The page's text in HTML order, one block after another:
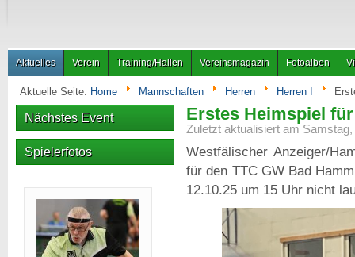
Aktuelles Verein Training/Hallen Vereinsmagazin Fotoalben
Aktuelle Seite: Home Mannschaften Herren Herren I
Erstes Heimspiel
Zuletzt aktualisiert am
Westfälischer Anzeiger/
für den TTC GW Bad
12.10.25 um 15 Uhr nicht
Nächstes Event
Spielerfotos